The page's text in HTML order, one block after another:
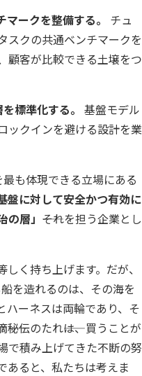
ークを整備する。
チュ
スクの共通ベンチマークを
顧客が比較できる土壌をつ
標準化する。 基盤モデル
ックインを避ける設計を業
も体現できる立場にある
盤に対して安全かつ有効に
層」 ――それを担う企業とし
く持ち上げます。だが、
を造れるのは、その海を
ハーネスは両輪であり、そ
秘伝のたれ――は、買うことが
で積み上げてきた不断の努
あると、私たちは考えま